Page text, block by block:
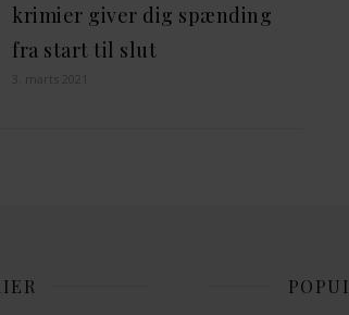
krimier giver dig spænding
fra start til slut
3. marts 2021